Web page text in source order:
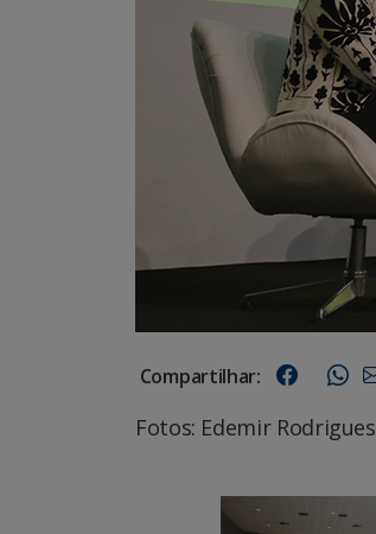
Compartilhar:
Fotos: Edemir Rodrigues